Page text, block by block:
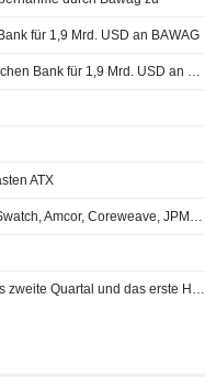
für 1,9 Mrd. USD an BAWAG
PTSB-Aktionäre stimmen dem Verkauf der irischen Bank für 1,9 Mrd. USD an BAWAG zu
ATX
Analystenempfehlungen: Drägerwerk, Lindt, Swatch, Amcor, Coreweave, JPMorgan Chase…
BAWAG Group AG legt Ergebniszahlen für das zweite Quartal und das erste Halbjahr bis zum 30. Juni 2026 vor